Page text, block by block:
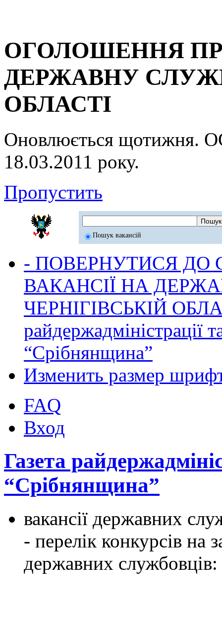
ОГОЛОШЕННЯ
ДЕРЖАВНУ
ОБЛАСТІ
Оновлюється
18.03.2011 року.
Пропустить
Пошук вакансій
- ПОВЕРНУТИСЯ ДО
ВАКАНСІЇ НА
ЧЕРНІГІВСЬКІЙ
райдержадміністрації
“Срібнянщина”
Изменить размер
FAQ
Вход
Газета
“Срібнянщина”
вакансії державних
- перелік конкурсів на
державних службовців: